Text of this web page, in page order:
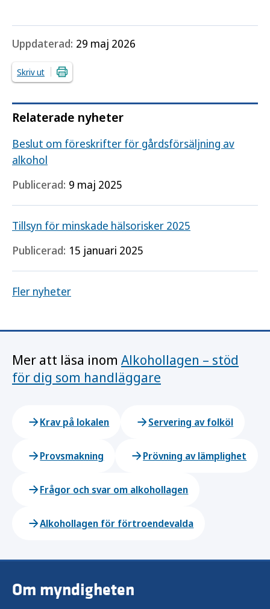
Uppdaterad: 29 maj 2026
Skriv ut
Relaterade nyheter
Beslut om föreskrifter för gårdsförsäljning av
alkohol
Publicerad: 9 maj 2025
Tillsyn för minskade hälsorisker 2025
Publicerad: 15 januari 2025
Fler nyheter
Mer att läsa inom Alkohollagen – stöd
för dig som handläggare
Krav på lokalen Servering av folköl
Provsmakning Prövning av lämplighet
Frågor och svar om alkohollagen
Alkohollagen för förtroendevalda
Om myndigheten